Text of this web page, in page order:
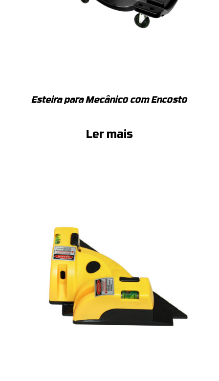
Esteira para Mecânico com Encosto
Ler mais